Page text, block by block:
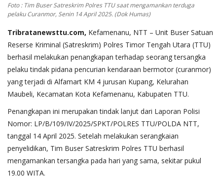
Foto : Tim Buser Satreskrim Polres TTU saat mengamankan terduga
pelaku Curanmor, Senin 14 April 2025. (Dok Humas)
Tribratanewsttu.com, Kefamenanu, NTT – Unit Buser Satuan
Reserse Kriminal (Satreskrim) Polres Timor Tengah Utara (TTU)
berhasil melakukan penangkapan terhadap seorang tersangka
pelaku tindak pidana pencurian kendaraan bermotor (curanmor)
yang terjadi di Alfamart KM 4 jurusan Kupang, Kelurahan
Maubeli, Kecamatan Kota Kefamenanu, Kabupaten TTU.
Penangkapan ini merupakan tindak lanjut dari Laporan Polisi
Nomor: LP/B/109/IV/2025/SPKT/POLRES TTU/POLDA NTT,
tanggal 14 April 2025. Setelah melakukan serangkaian
penyelidikan, Tim Buser Satreskrim Polres TTU berhasil
mengamankan tersangka pada hari yang sama, sekitar pukul
19.00 WITA.